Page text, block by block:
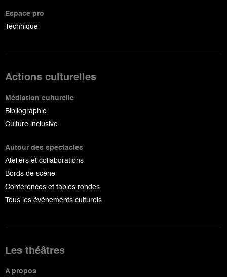
Espace pro
Technique
Actions culturelles
Médiation culturelle
Bibliographie
Culture inclusive
Autour des spectacles
Ateliers et collaborations
Bords de scène
Conférences et tables rondes
Tous les événements culturels
Les théâtres
A propos